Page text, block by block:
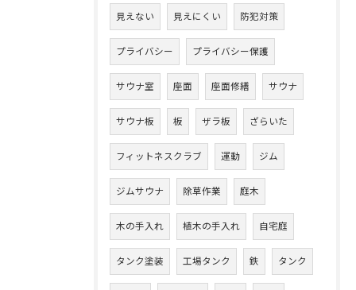
見えない 見えにくい 防犯対策
プライバシー プライバシー保護
サウナ室 座面 座面修繕 サウナ
サウナ板 板 ザラ板 ざらいた
フィットネスクラブ 運動 ジム
ジムサウナ 除草作業 庭木
木の手入れ 植木の手入れ 自宅庭
タンク塗装 工場タンク 鉄 タンク